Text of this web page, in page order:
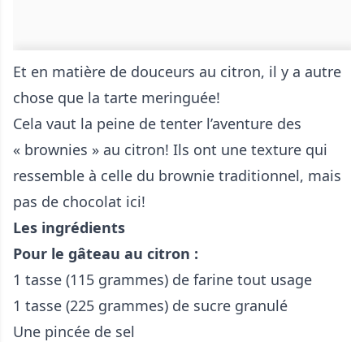
Et en matière de douceurs au citron, il y a autre
chose que la tarte meringuée!
Cela vaut la peine de tenter l’aventure des
« brownies » au citron! Ils ont une texture qui
ressemble à celle du brownie traditionnel, mais
pas de chocolat ici!
Les ingrédients
Pour le gâteau au citron :
1 tasse (115 grammes) de farine tout usage
1 tasse (225 grammes) de sucre granulé
Une pincée de sel